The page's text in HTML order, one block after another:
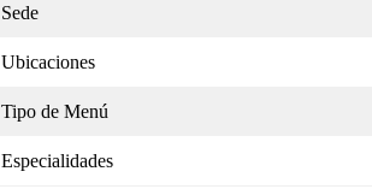
Sede
Ubicaciones
Tipo de Menú
Especialidades